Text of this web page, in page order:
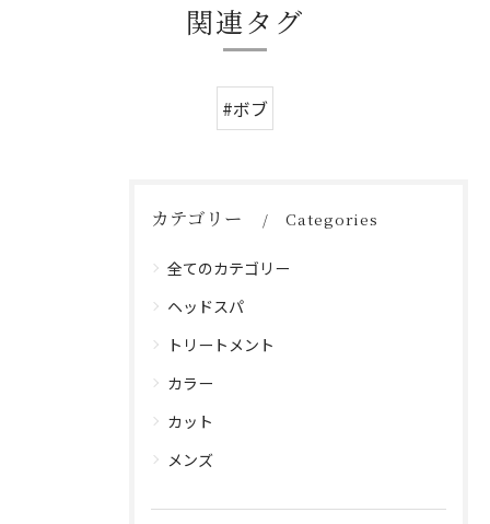
関連タグ
#ボブ
カテゴリー Categories
全てのカテゴリー
ヘッドスパ
トリートメント
カラー
カット
メンズ